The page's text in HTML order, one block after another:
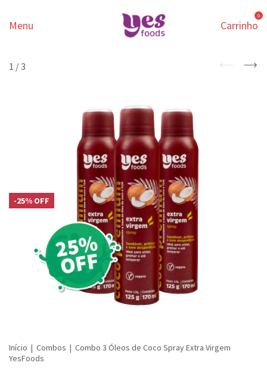
Menu Carrinho
0
1 /3
-25% OFF
Início | Combos | Combo 3 Óleos de Coco Spray Extra Virgem
YesFoods